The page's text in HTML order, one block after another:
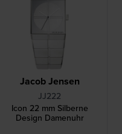
Jacob Jensen
JJ222
Icon 22 mm Silberne
Design Damenuhr